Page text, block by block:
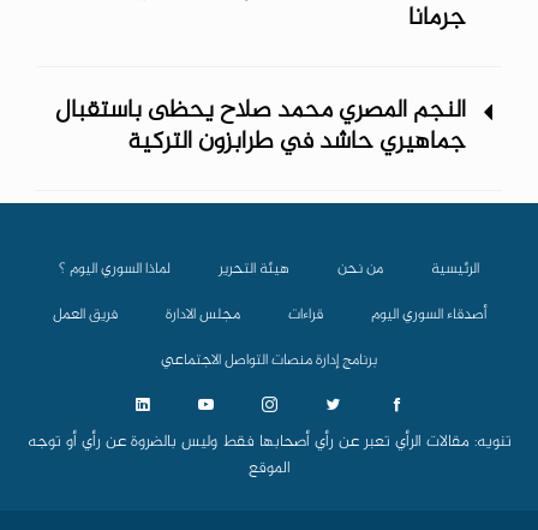
جرمانا
النجم المصري محمد صلاح يحظى باستقبال
جماهيري حاشد في طرابزون التركية
الرئيسية من نحن هيئة التحرير
لماذا السوري اليوم ؟
أصدقاء السوري اليوم
قراءات مجلس الادارة
فريق العمل
برنامج إدارة منصات التواصل الاجتماعي
تنويه: مقالات الرأي تعبر عن رأي أصحابها فقط وليس بالضروة عن رأي أو توجه
الموقع